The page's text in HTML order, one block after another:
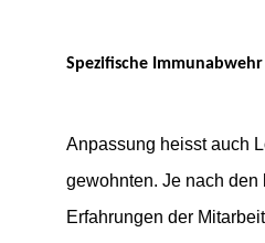
Spezifische Immunabwehr
Anpassung heisst auch
gewohnten. Je nach den
Erfahrungen der